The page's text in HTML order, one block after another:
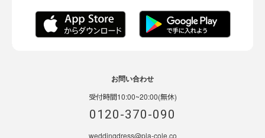
お問い合わせ
受付時間10:00~20:00(無休)
0120-370-090
weddingdress@pla-cole.co